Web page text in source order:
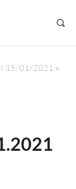
15/01/2021 »